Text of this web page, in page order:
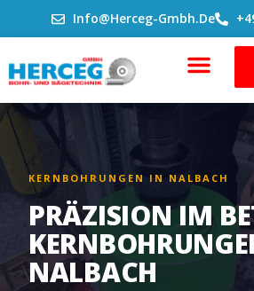
Info@herceg-Gmbh.de
KERNBOHRUNGEN IN NALBACH
PRÄZISION IM
NALBACH